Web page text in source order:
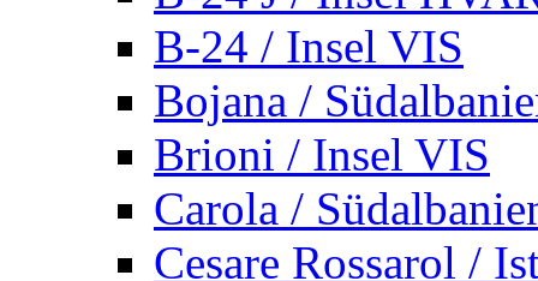
B-24 / Insel VIS
Bojana /
Brioni / Insel VIS
Carola /
Cesare Rossarol /